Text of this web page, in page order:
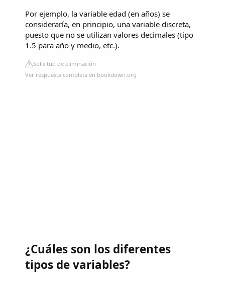
Por ejemplo, la variable edad (en años) se
consideraría, en principio, una variable discreta,
puesto que no se utilizan valores decimales (tipo
1.5 para año y medio, etc.).
Solicitud de eliminación
Ver respuesta completa en bookdown.org
¿Cuáles son los diferentes
tipos de variables?